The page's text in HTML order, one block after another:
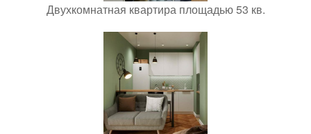
Двухкомнатная квартира площадью 53 кв.